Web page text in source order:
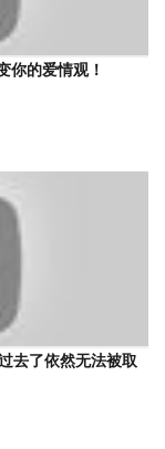
你的爱情观！
去了依然无法被取